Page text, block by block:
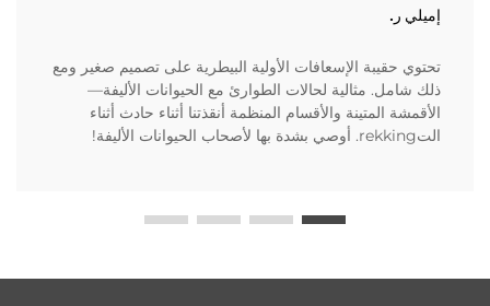
إميلي ر.
تحتوي حقيبة الإسعافات الأولية البيطرية على تصميم صغير ومع
ذلك شامل. مثالية لحالات الطوارئ مع الحيوانات الأليفة—
الأقمشة المتينة والأقسام المنظمة أنقذتنا أثناء حادث أثناء
التrekking. أوصي بشدة بها لأصحاب الحيوانات الأليفة!